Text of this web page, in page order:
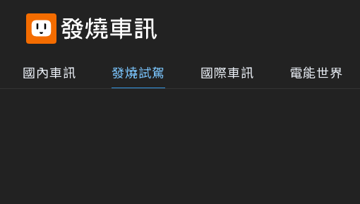
國內車訊 發燒試駕 國際車訊 電能世界